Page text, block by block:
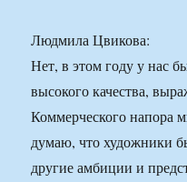
Людмила Цвикова:
Нет, в этом году у нас
высокого качества,
Коммерческого напора
думаю, что художники
другие амбиции и